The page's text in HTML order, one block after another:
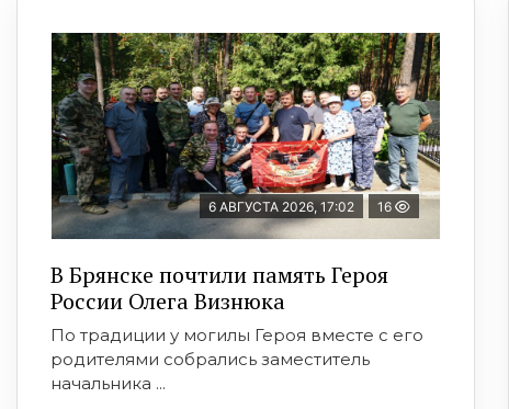
6 АВГУСТА 2026, 17:02 16
В Брянске почтили память Героя
России Олега Визнюка
По традиции у могилы Героя вместе с его
родителями собрались заместитель
начальника ...